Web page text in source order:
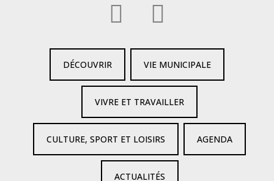
DÉCOUVRIR VIE MUNICIPALE
VIVRE ET TRAVAILLER
CULTURE, SPORT ET LOISIRS AGENDA
ACTUALITÉS